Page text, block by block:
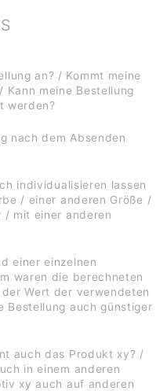
an? / Kommt meine
Kann meine Bestellung
werden?
nach dem Absenden
individualisieren lassen
/ einer anderen Größe /
/ mit einer anderen
einer einzelnen
waren die berechneten
Wert der verwendeten
Bestellung auch günstiger
auch das Produkt xy? /
in einem anderen
xy auch auf anderen